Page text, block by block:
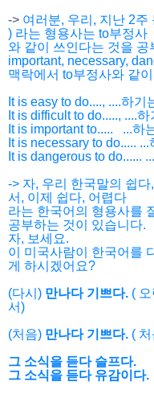
-> 여러분, 우리, 지난 2주
) 라는 형용사는 to부정사
와 같이 쓰인다는 것을
important, necessary,
맥락에서 to부정사와 같
It is easy to do...., ....하기
It is difficult to do....., ....하
It is important to.....
...하
It is necessary to do..... ...
It is dangerous to do......
-> 자, 우리 한국말의 쉽
서, 이제 쉽다, 어렵다
라는 한국어의 형용사를
공부하는 것이 있습니다.
자, 보세요.
이 미국사람이 한국어를
게 하시겠어요?
(다시) 만나다 기쁘다. (
서)
(처음) 만나다 기쁘다. (
그 소식을 듣다 슬프다.
그 소식을 듣다 유감이다.